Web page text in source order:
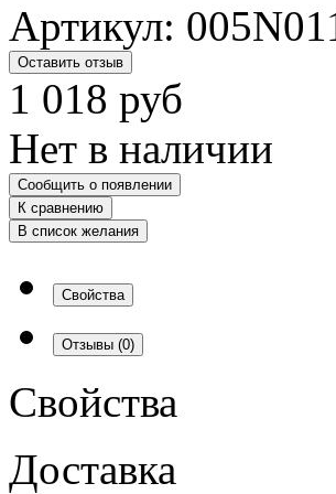
Артикул:
Оставить отзыв
1 018 руб
Нет в наличии
Сообщить о появлении
К сравнению
В список желания
Свойства
Отзывы (0)
Свойства
Доставка